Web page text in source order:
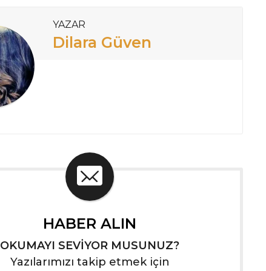
YAZAR
Dilara Güven
HABER ALIN
OKUMAYI SEVİYOR MUSUNUZ?
Yazılarımızı takip etmek için